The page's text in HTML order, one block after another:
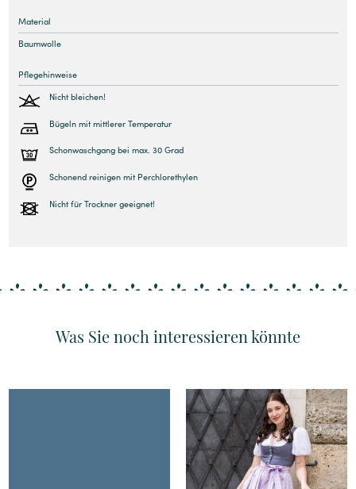
Material
Baumwolle
Pflegehinweise
Nicht bleichen!
Bügeln mit mittlerer Temperatur
Schonwaschgang bei max. 30 Grad
Schonend reinigen mit Perchlorethylen
Nicht für Trockner geeignet!
Was Sie noch interessieren könnte